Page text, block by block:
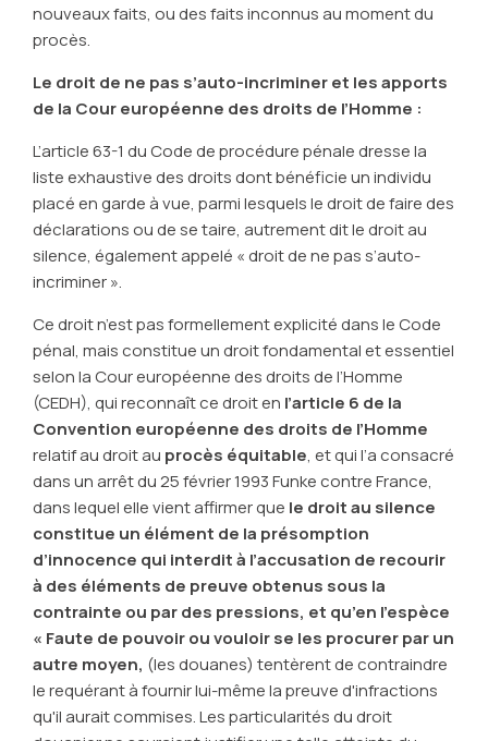
nouveaux faits, ou des faits inconnus au moment du
procès.
Le droit de ne pas s’auto-incriminer et les apports
de la Cour européenne des droits de l’Homme :
L’article 63-1 du Code de procédure pénale dresse la
liste exhaustive des droits dont bénéficie un individu
placé en garde à vue, parmi lesquels le droit de faire des
déclarations ou de se taire, autrement dit le droit au
silence, également appelé « droit de ne pas s’auto-
incriminer ».
Ce droit n’est pas formellement explicité dans le Code
pénal, mais constitue un droit fondamental et essentiel
selon la Cour européenne des droits de l’Homme
(CEDH), qui reconnaît ce droit en l’article 6 de la
Convention européenne des droits de l’Homme
relatif au droit au procès équitable, et qui l’a consacré
dans un arrêt du 25 février 1993 Funke contre France,
dans lequel elle vient affirmer que le droit au silence
constitue un élément de la présomption
d’innocence qui interdit à l’accusation de recourir
à des éléments de preuve obtenus sous la
contrainte ou par des pressions, et qu’en l’espèce
« Faute de pouvoir ou vouloir se les procurer par un
autre moyen, (les douanes) tentèrent de contraindre
le requérant à fournir lui-même la preuve d'infractions
qu'il aurait commises. Les particularités du droit